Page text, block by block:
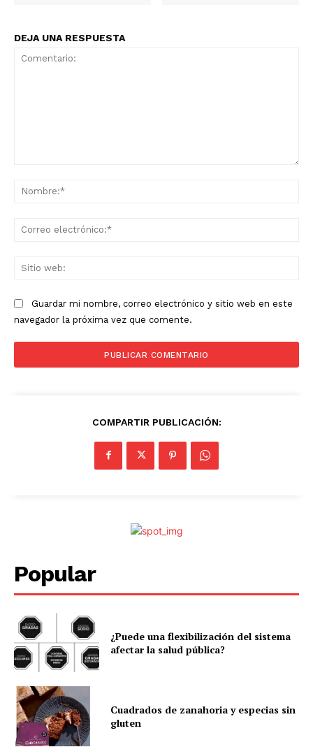
DEJA UNA RESPUESTA
Guardar mi nombre, correo electrónico y sitio web en este
navegador la próxima vez que comente.
COMPARTIR PUBLICACIÓN:
Popular
¿Puede una flexibilización del sistema
afectar la salud pública?
Cuadrados de zanahoria y especias sin
gluten